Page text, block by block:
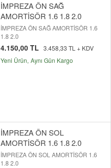
İMPREZA ÖN SAĞ
AMORTİSÖR 1.6 1.8 2.0
İMPREZA ÖN SAĞ AMORTİSÖR 1.6
1.8 2.0
4.150,00 TL 3.458,33 TL + KDV
Yeni Ürün Aynı Gün Kargo
İMPREZA ÖN SOL
AMORTİSÖR 1.6 1.8 2.0
İMPREZA ÖN SOL AMORTİSÖR 1.6
1.8 2.0